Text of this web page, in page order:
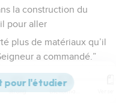
la construction du
pour aller
plus de matériaux qu’il
a commandé.”
à travers tout le
ni femme, ne prépare
Strong